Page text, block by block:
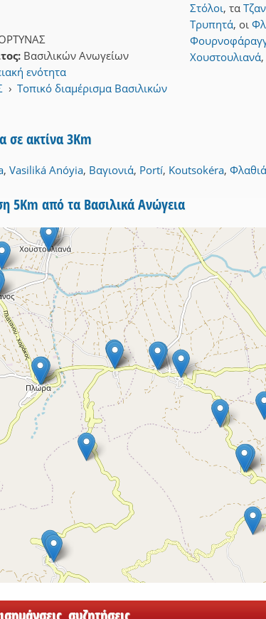
Βασιλικών Ανωγείων
ενότητα
› Τοπικό διαμέρισμα Βασιλικών
Στόλοι, τα
Τρυπητά, οι
Χουστουλιανά,
σε ακτίνα 3Km
, Vasiliká Anóyia, Βαγιονιά, Portí, Koutsokéra,
5Km από τα Βασιλικά Ανώγεια